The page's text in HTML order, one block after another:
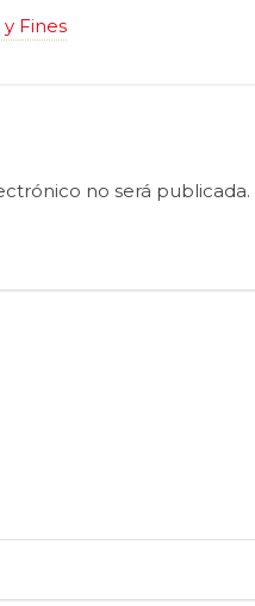
Fines
no será publicada.